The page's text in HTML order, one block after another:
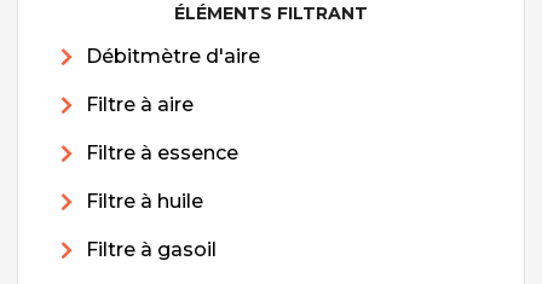
ÉLÉMENTS FILTRANT
Débitmètre d'aire
Filtre à aire
Filtre à essence
Filtre à huile
Filtre à gasoil